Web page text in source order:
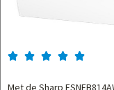
    
Met de Sharp